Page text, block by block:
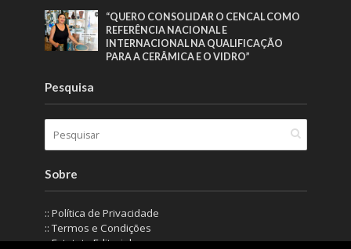
“QUERO CONSOLIDAR O CENCAL COMO
REFERÊNCIA NACIONAL E
INTERNACIONAL NA QUALIFICAÇÃO
PARA A CERÂMICA E O VIDRO”
Pesquisa
Sobre
:: Política de Privacidade
:: Termos e Condições
:: Estatuto Editorial